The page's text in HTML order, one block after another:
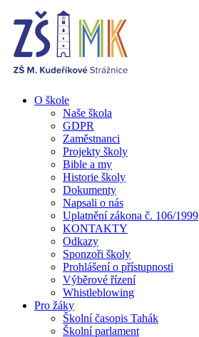
O škole
Naše škola
GDPR
Zaměstnanci
Projekty školy
Bible a my
Historie školy
Dokumenty
Napsali o nás
Uplatnění zákona č. 106/1999
KONTAKTY
Odkazy
Sponzoři školy
Prohlášení o přístupnosti
Výběrové řízení
Whistleblowing
Pro žáky
Školní časopis Tahák
Školní parlament